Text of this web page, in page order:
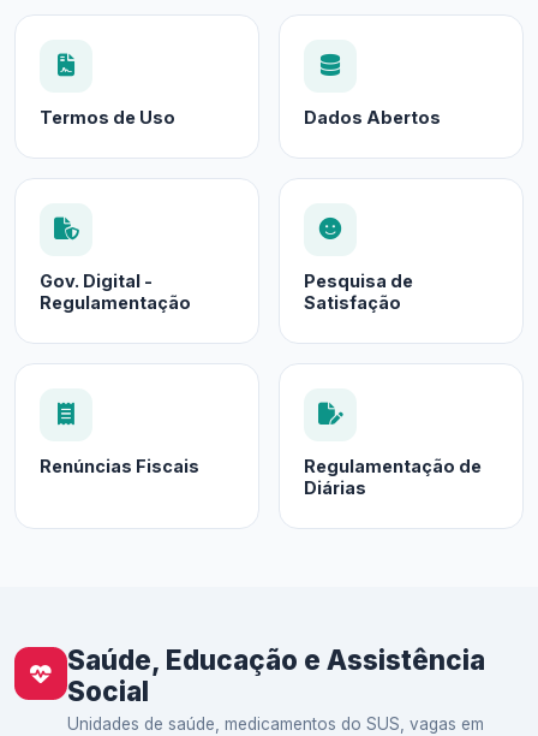
Termos de Uso Dados Abertos
Gov. Digital -
Regulamentação
Pesquisa de
Satisfação
Renúncias Fiscais
Regulamentação de
Diárias
Saúde, Educação e Assistência
Social
Unidades de saúde, medicamentos do SUS, vagas em